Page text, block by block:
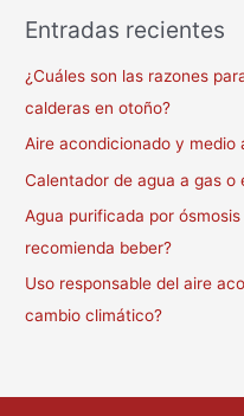
Entradas recientes
¿Cuáles son las razones
calderas en otoño?
Aire acondicionado y medio
Calentador de agua a gas
Agua purificada por
recomienda beber?
Uso responsable del aire
cambio climático?